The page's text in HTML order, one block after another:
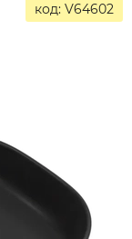
код: V64602